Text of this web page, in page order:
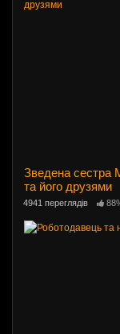
Зведена сестра
та його друзями
4941 переглядів